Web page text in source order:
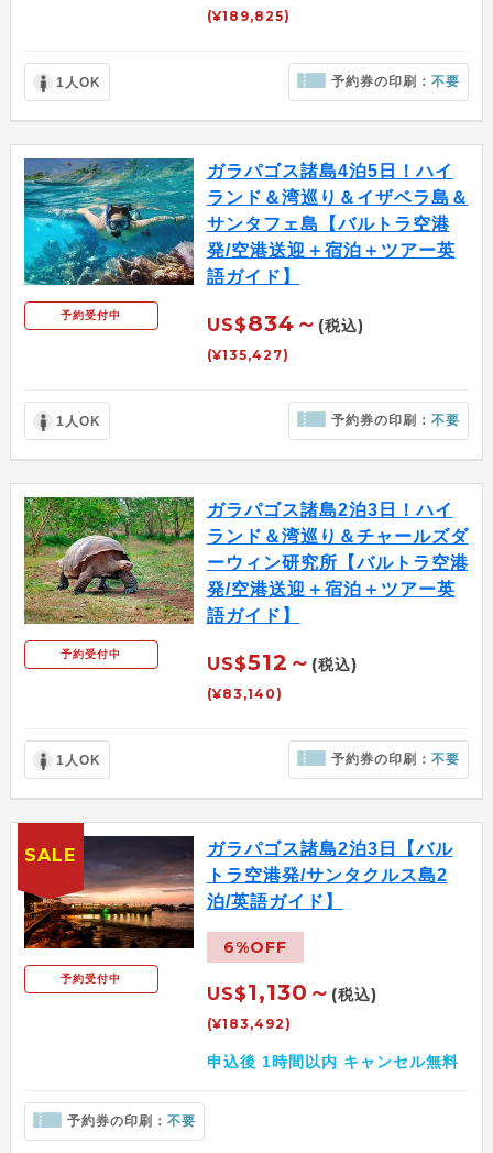
(¥189,825)
1人OK 予約券の印刷：不要
予約受付中
ガラパゴス諸島4泊5日！ハイ
ランド＆湾巡り＆イザベラ島＆
サンタフェ島【バルトラ空港
発/空港送迎＋宿泊＋ツアー英
語ガイド】
US$834～ (税込)
(¥135,427)
1人OK 予約券の印刷：不要
予約受付中
ガラパゴス諸島2泊3日！ハイ
ランド＆湾巡り＆チャールズダ
ーウィン研究所【バルトラ空港
発/空港送迎＋宿泊＋ツアー英
語ガイド】
US$512～ (税込)
(¥83,140)
1人OK 予約券の印刷：不要
予約受付中
ガラパゴス諸島2泊3日【バル
トラ空港発/サンタクルス島2
泊/英語ガイド】
6%OFF
US$1,130～ (税込)
(¥183,492)
申込後 1時間以内 キャンセル無料
予約券の印刷： 不要
SALE